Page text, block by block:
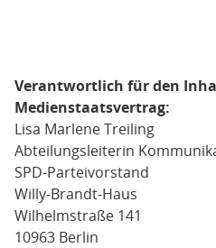
Verantwortlich für den
Medienstaatsvertrag:
Lisa Marlene Treiling
Abteilungsleiterin
SPD-Parteivorstand
Willy-Brandt-Haus
Wilhelmstraße 141
10963 Berlin